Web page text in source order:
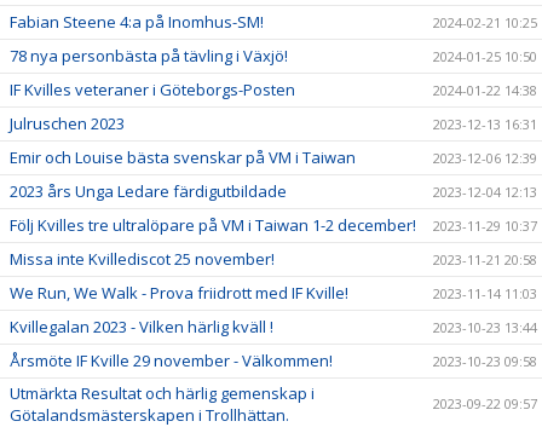
Fabian Steene 4:a på Inomhus-SM! 2024-02-21 10:25
78 nya personbästa på tävling i Växjö! 2024-01-25 10:50
IF Kvilles veteraner i Göteborgs-Posten 2024-01-22 14:38
Julruschen 2023 2023-12-13 16:31
Emir och Louise bästa svenskar på VM i Taiwan 2023-12-06 12:39
2023 års Unga Ledare färdigutbildade 2023-12-04 12:13
Följ Kvilles tre ultralöpare på VM i Taiwan 1-2 december! 2023-11-29 10:37
Missa inte Kvillediscot 25 november! 2023-11-21 20:58
We Run, We Walk - Prova friidrott med IF Kville! 2023-11-14 11:03
Kvillegalan 2023 - Vilken härlig kväll ! 2023-10-23 13:44
Årsmöte IF Kville 29 november - Välkommen! 2023-10-23 09:58
Utmärkta Resultat och härlig gemenskap i
Götalandsmästerskapen i Trollhättan.
2023-09-22 09:57